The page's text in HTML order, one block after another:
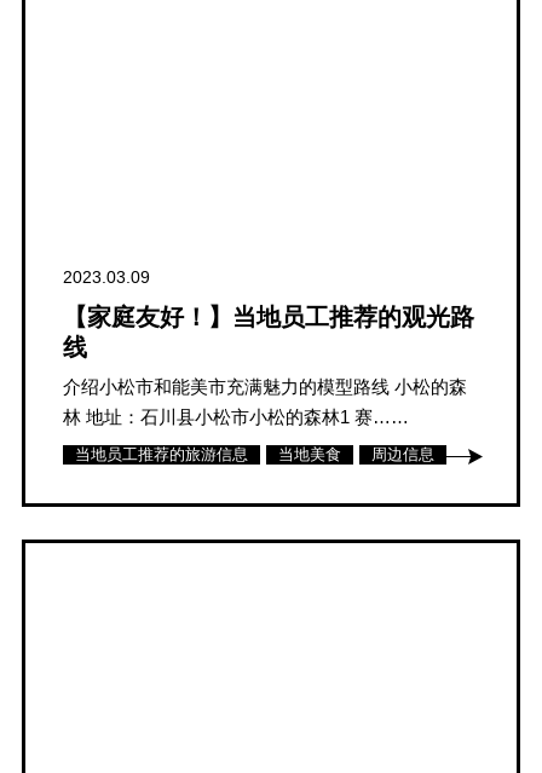
2023.03.09
【家庭友好！】当地员工推荐的观光路
线
介绍小松市和能美市充满魅力的模型路线 小松的森
林 地址：石川县小松市小松的森林1 赛……
当地员工推荐的旅游信息 当地美食 周边信息